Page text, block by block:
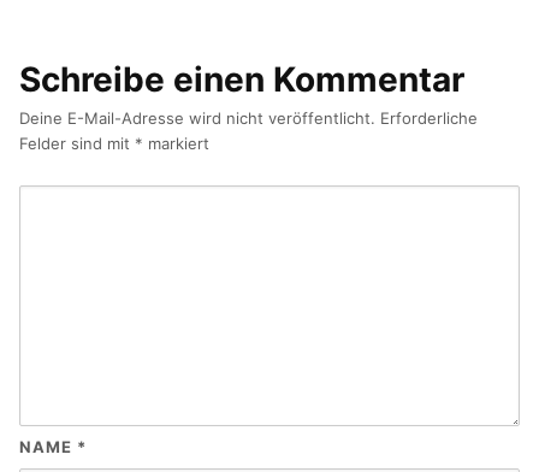
Schreibe einen Kommentar
Deine E-Mail-Adresse wird nicht veröffentlicht. Erforderliche
Felder sind mit * markiert
NAME *